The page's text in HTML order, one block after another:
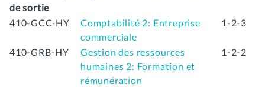
de sortie
410-GCC-HY
Comptabilité 2: Entreprise
commerciale
1-2-3
410-GRB-HY
Gestion des ressources
humaines 2: Formation et
rémunération
1-2-2